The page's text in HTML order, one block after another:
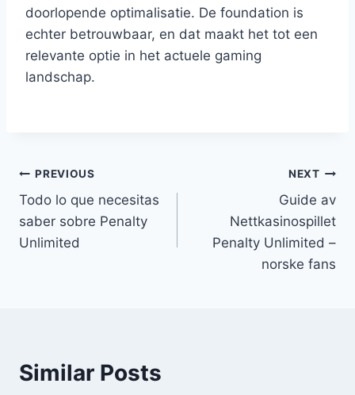
doorlopende optimalisatie. De foundation is
echter betrouwbaar, en dat maakt het tot een
relevante optie in het actuele gaming
landschap.
Post
navigation
PREVIOUS
Todo lo que necesitas
saber sobre Penalty
Unlimited
NEXT
Guide av
Nettkasinospillet
Penalty Unlimited –
norske fans
Similar Posts